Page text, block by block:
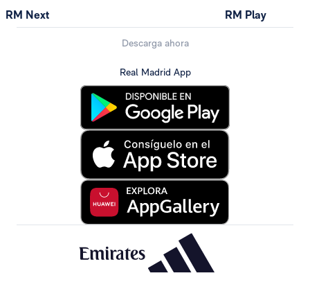
RM Next RM Play
Descarga ahora
Real Madrid App